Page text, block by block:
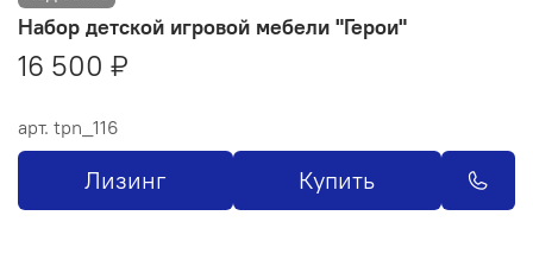
арт. tpn_116
Набор детской игровой мебели "Герои"
16 500 ₽
Лизинг Купить